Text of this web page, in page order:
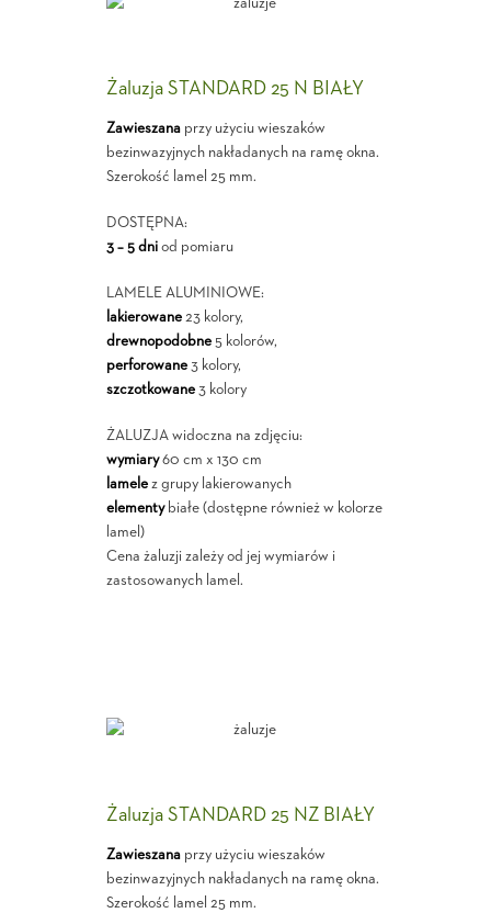
Żaluzja STANDARD 25 N BIAŁY
Zawieszanaprzy użyciu wieszaków
bezinwazyjnych nakładanych na ramę okna.
Szerokość lamel 25 mm.
DOSTĘPNA:
3 – 5 dniod pomiaru
LAMELE ALUMINIOWE:
lakierowane23 kolory,
drewnopodobne5 kolorów,
perforowane3 kolory,
szczotkowane3 kolory
ŻALUZJA widoczna na zdjęciu:
wymiary60 cm x 130 cm
lamelez grupy lakierowanych
elementybiałe (dostępne również w kolorze
lamel)
Cena żaluzji zależy od jej wymiarów i
zastosowanych lamel.
Żaluzja STANDARD 25 NZ BIAŁY
Zawieszanaprzy użyciu wieszaków
bezinwazyjnych nakładanych na ramę okna.
Szerokość lamel 25 mm.